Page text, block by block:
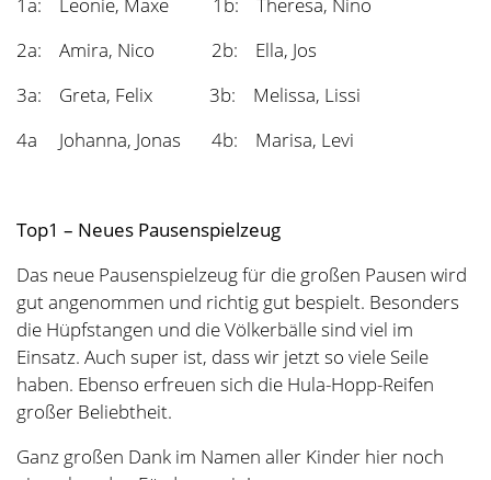
Die Klassensprecherinnen und Klassensprecher stellen
eindeutig fest, dass es an vielen Stellen deutlich wird,
dass immer mehr Kinder versuchen, die Pausen wieder
für alle friedlich und entspannt zu gestalten. Dafür an
(Sandkasten, Röhre, Turnstangen, Hüpfpöller) hören
vermeiden störendes Verhalten ganz. Das ist
Das morgendliche Ankommen empfinden alle
Klassensprecherinnen und Klassensprecher deutlich
entspannter! Super!!
Jetzt wünschen sie sich nur noch, dass ihr weiter übt,
flitzen, damit niemand umgelaufen wird. Das werdet